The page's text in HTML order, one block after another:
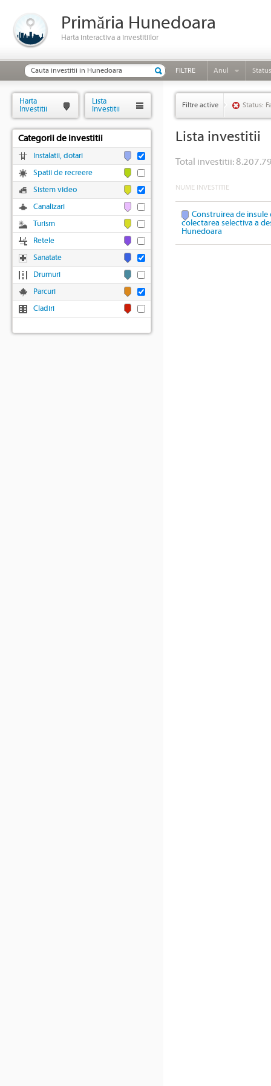
Primăria Hunedoara
Harta interactiva a investitiilor
FILTRE Anul Status
Filtre active Status:
Lista investitii
Total investitii:
NUME INVESTITIE
Construirea de
colectarea selectiva a
Hunedoara
Harta
Investitii
Lista
Investitii
Categorii de investitii
Instalatii, dotari
Spatii de recreere
Sistem video
Canalizari
Turism
Retele
Sanatate
Drumuri
Parcuri
Cladiri